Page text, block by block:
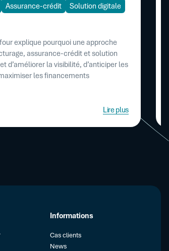
Assurance-crédit
Solution digitale
explique pourquoi une approche
assurance-crédit et solution
d’améliorer la visibilité, d’anticiper les
les financements
Lire plus
Informations
Cas clients
News